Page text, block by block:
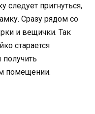
следует пригнуться,
Сразу рядом со
и вещички. Так
старается
получить
помещении.